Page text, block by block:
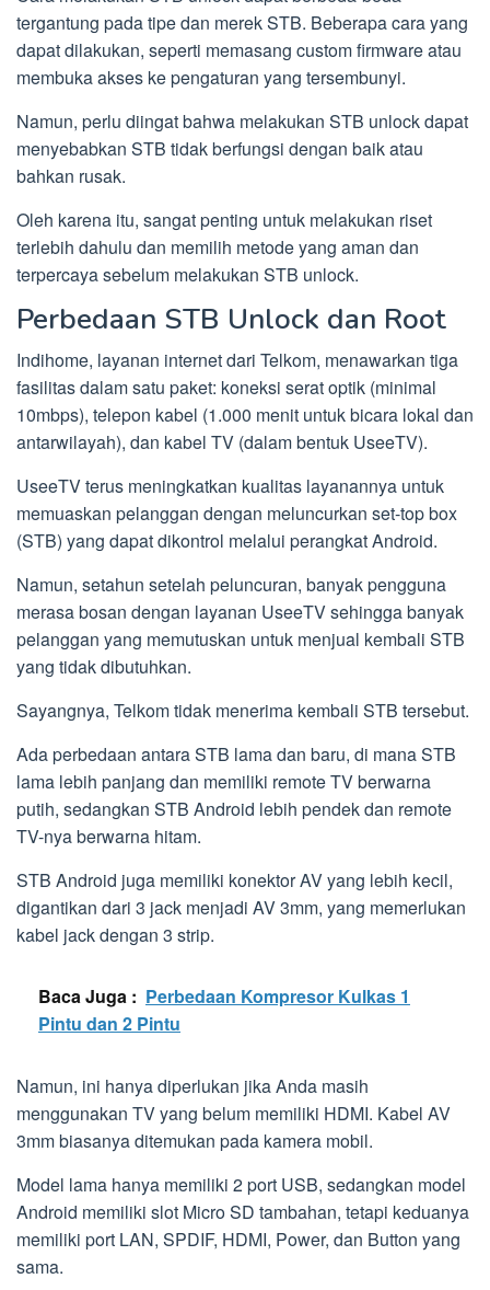
tergantung pada tipe dan merek STB. Beberapa cara yang
dapat dilakukan, seperti memasang custom firmware atau
membuka akses ke pengaturan yang tersembunyi.
Namun, perlu diingat bahwa melakukan STB unlock dapat
menyebabkan STB tidak berfungsi dengan baik atau
bahkan rusak.
Oleh karena itu, sangat penting untuk melakukan riset
terlebih dahulu dan memilih metode yang aman dan
terpercaya sebelum melakukan STB unlock.
Perbedaan STB Unlock dan Root
Indihome, layanan internet dari Telkom, menawarkan tiga
fasilitas dalam satu paket: koneksi serat optik (minimal
10mbps), telepon kabel (1.000 menit untuk bicara lokal dan
antarwilayah), dan kabel TV (dalam bentuk UseeTV).
UseeTV terus meningkatkan kualitas layanannya untuk
memuaskan pelanggan dengan meluncurkan set-top box
(STB) yang dapat dikontrol melalui perangkat Android.
Namun, setahun setelah peluncuran, banyak pengguna
merasa bosan dengan layanan UseeTV sehingga banyak
pelanggan yang memutuskan untuk menjual kembali STB
yang tidak dibutuhkan.
Sayangnya, Telkom tidak menerima kembali STB tersebut.
Ada perbedaan antara STB lama dan baru, di mana STB
lama lebih panjang dan memiliki remote TV berwarna
putih, sedangkan STB Android lebih pendek dan remote
TV-nya berwarna hitam.
STB Android juga memiliki konektor AV yang lebih kecil,
digantikan dari 3 jack menjadi AV 3mm, yang memerlukan
kabel jack dengan 3 strip.
Baca Juga : Perbedaan Kompresor Kulkas 1
Pintu dan 2 Pintu
Namun, ini hanya diperlukan jika Anda masih
menggunakan TV yang belum memiliki HDMI. Kabel AV
3mm biasanya ditemukan pada kamera mobil.
Model lama hanya memiliki 2 port USB, sedangkan model
Android memiliki slot Micro SD tambahan, tetapi keduanya
memiliki port LAN, SPDIF, HDMI, Power, dan Button yang
sama.